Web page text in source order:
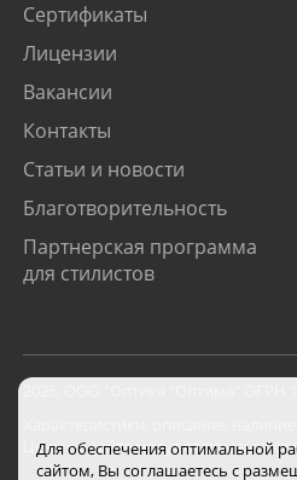
Сертификаты
Лицензии
Вакансии
Контакты
Статьи и новости
Благотворительность
Партнерская программа
для стилистов
Характеристики, описание,
Цены на сайте могут отличаться
Для обеспечения оптимальной
сайтом, Вы соглашаетесь с